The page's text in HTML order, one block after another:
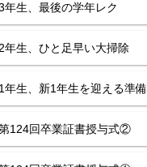
生、最後の学年レク
年生、ひと足早い大掃除
年生、新1年生を迎える準備
124回卒業証書授与式②